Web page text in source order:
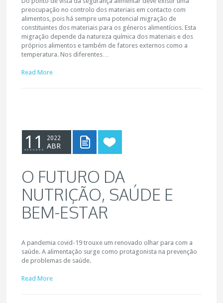
preocupação no controlo dos materiais em contacto com
alimentos, pois há sempre uma potencial migração de
constituintes dos materiais para os géneros alimentícios. Esta
migração depende da natureza química dos materiais e dos
próprios alimentos e também de fatores externos como a
temperatura. Nos diferentes…
Read More
11 2022
ABR
O FUTURO DA
NUTRIÇÃO, SAÚDE E
BEM-ESTAR
A pandemia covid-19 trouxe um renovado olhar para com a
saúde. A alimentação surge como protagonista na prevenção
de problemas de saúde.
Read More